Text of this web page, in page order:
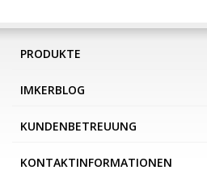
PRODUKTE
IMKERBLOG
KUNDENBETREUUNG
KONTAKTINFORMATIONEN